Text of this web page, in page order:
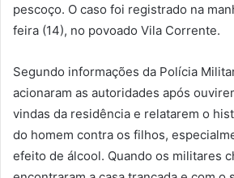
pescoço. O caso foi registrado na
feira (14), no povoado Vila Corrente.
Segundo informações da Polícia
acionaram as autoridades após
vindas da residência e relatarem o
do homem contra os filhos,
efeito de álcool. Quando os militares